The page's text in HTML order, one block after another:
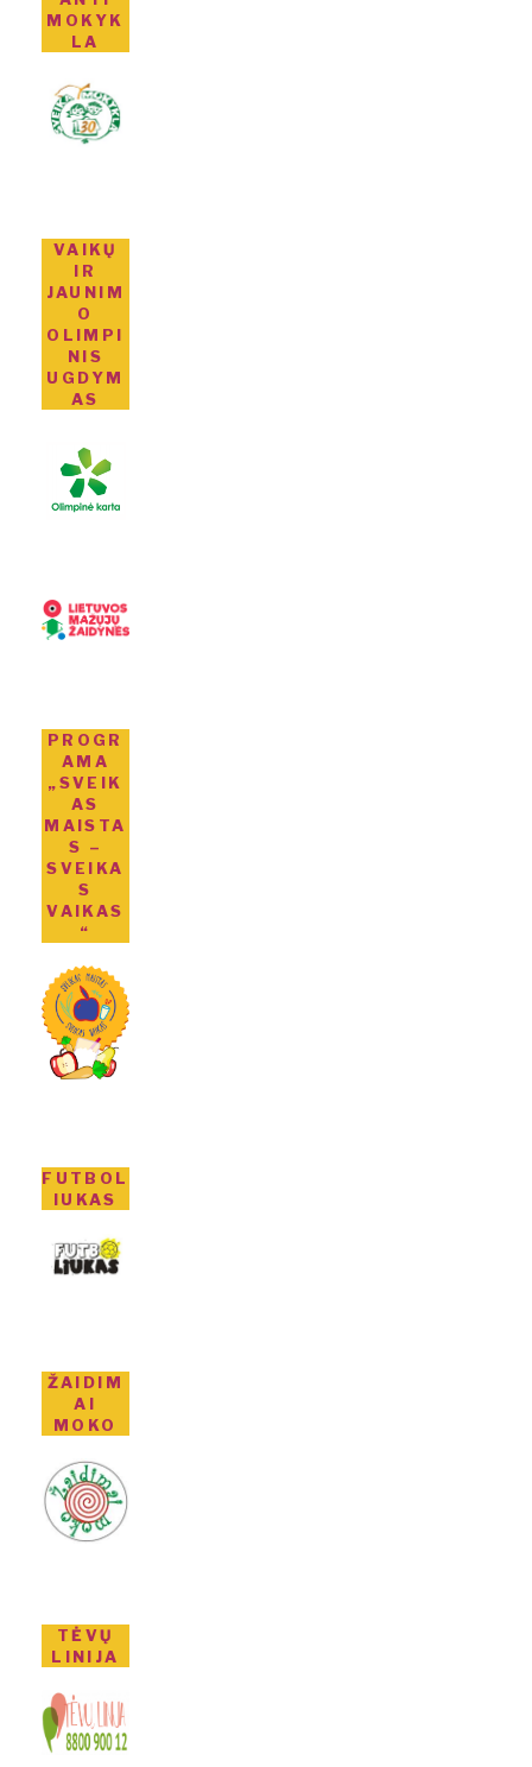
MOKYK
LA
VAIKŲ
IR
JAUNIM
O
OLIMPI
NIS
UGDYM
AS
PROGR
AMA
„SVEIK
AS
MAISTA
S –
SVEIKA
S
VAIKAS
“
FUTBOL
IUKAS
ŽAIDIM
AI
MOKO
TĖVŲ
LINIJA